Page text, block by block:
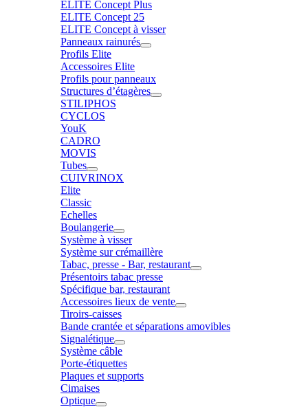
ELITE Concept Plus
ELITE Concept 25
ELITE Concept à visser
Panneaux rainurés
Profils Elite
Accessoires Elite
Profils pour panneaux
Structures d’étagères
STILIPHOS
CYCLOS
YouK
CADRO
MOVIS
Tubes
CUIVRINOX
Elite
Classic
Echelles
Boulangerie
Système à visser
Système sur crémaillère
Tabac, presse - Bar, restaurant
Présentoirs tabac presse
Spécifique bar, restaurant
Accessoires lieux de vente
Tiroirs-caisses
Bande crantée et séparations amovibles
Signalétique
Système câble
Porte-étiquettes
Plaques et supports
Cimaises
Optique